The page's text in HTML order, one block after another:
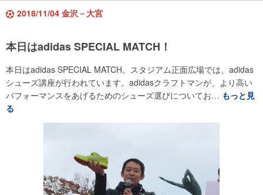
2018/11/04 金沢－大宮
本日はadidas SPECIAL MATCH！
本日はadidas SPECIAL MATCH。スタジアム正面広場では、adidas
シューズ講座が行われています。adidasクラフトマンが、より高い
パフォーマンスをあげるためのシューズ選びについてお… もっと見
る